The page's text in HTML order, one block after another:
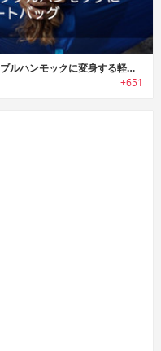
LINK light｜ビーチブランケット・ポータブルハンモックに変身する軽量トートバッグ「リンクライト」
+651